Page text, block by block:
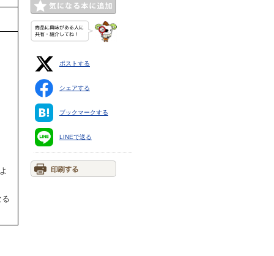
ポストする
シェアする
ブックマークする
LINEで送る